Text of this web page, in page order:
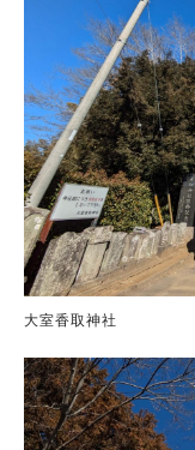
大室香取神社